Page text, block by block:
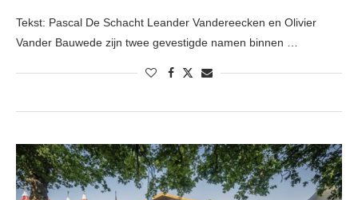
Tekst: Pascal De Schacht Leander Vandereecken en Olivier
Vander Bauwede zijn twee gevestigde namen binnen …